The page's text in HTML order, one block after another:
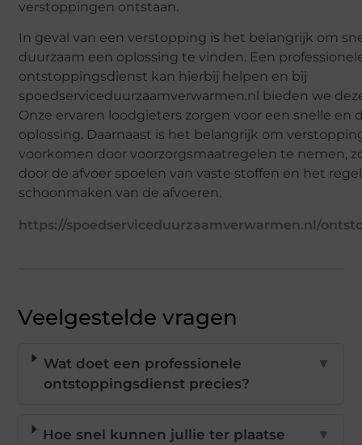
verstoppingen ontstaan.
In geval van een verstopping is het belangrijk om
duurzaam een oplossing te vinden. Een
ontstoppingsdienst kan hierbij helpen en bij
spoedserviceduurzaamverwarmen.nl bieden we
Onze ervaren loodgieters zorgen voor een snelle en
oplossing. Daarnaast is het belangrijk om
voorkomen door voorzorgsmaatregelen te nemen,
door de afvoer spoelen van vaste stoffen en het
schoonmaken van de afvoeren.
https://spoedserviceduurzaamverwarmen.nl/
Veelgestelde vragen
Wat doet een professionele
ontstoppingsdienst precies?
▼
Hoe snel kunnen jullie ter plaatse
▼